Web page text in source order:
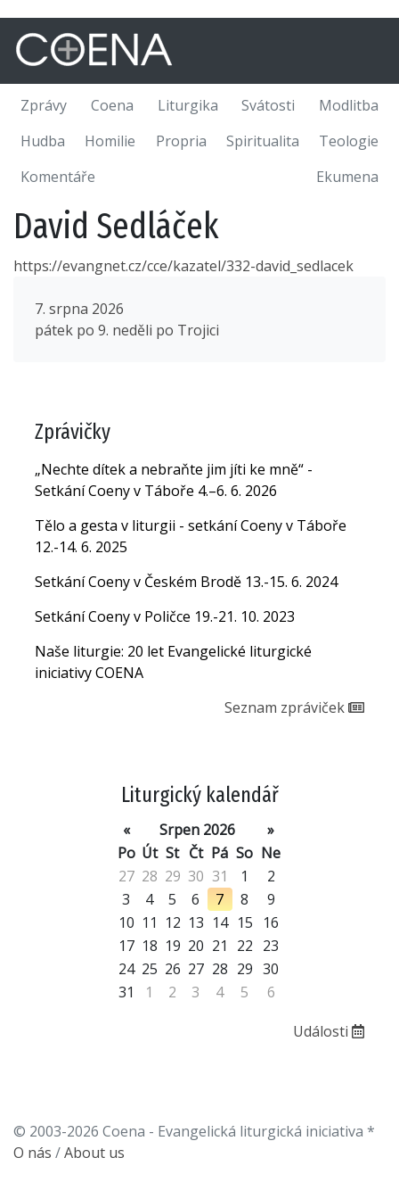
Zprávy Coena Liturgika Svátosti
Modlitba
Hudba
Homilie Propria Spiritualita
Teologie
Komentáře
Ekumena
David Sedláček
https://evangnet.cz/cce/kazatel/332-david_sedlacek
7. srpna 2026
pátek po 9. neděli po Trojici
Zprávičky
„Nechte dítek a nebraňte jim jíti ke mně“ -
Setkání Coeny v Táboře 4.–6. 6. 2026
Tělo a gesta v liturgii - setkání Coeny v Táboře
12.-14. 6. 2025
Setkání Coeny v Českém Brodě 13.-15. 6. 2024
Setkání Coeny v Poličce 19.-21. 10. 2023
Naše liturgie: 20 let Evangelické liturgické
iniciativy COENA
Seznam zpráviček
Liturgický kalendář
« Srpen 2026
»
Po Út St Čt Pá So Ne
27 28 29 30 31 1
2
3
4 5 6 7 8
9
10 11 12 13 14 15
16
17 18 19 20 21 22 23
24 25 26 27 28 29 30
31
1 2 3 4 5 6
Události
© 2003-2026 Coena - Evangelická liturgická iniciativa *
O nás /About us